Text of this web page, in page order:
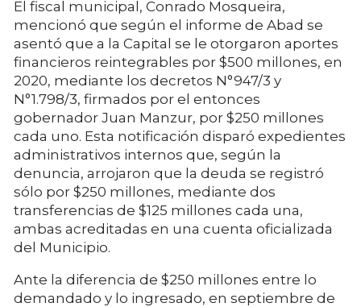
El fiscal municipal, Conrado Mosqueira,
mencionó que según el informe de Abad se
asentó que a la Capital se le otorgaron aportes
financieros reintegrables por $500 millones, en
2020, mediante los decretos N°947/3 y
N°1.798/3, firmados por el entonces
gobernador Juan Manzur, por $250 millones
cada uno. Esta notificación disparó expedientes
administrativos internos que, según la
denuncia, arrojaron que la deuda se registró
sólo por $250 millones, mediante dos
transferencias de $125 millones cada una,
ambas acreditadas en una cuenta oficializada
del Municipio.
Ante la diferencia de $250 millones entre lo
demandado y lo ingresado, en septiembre de